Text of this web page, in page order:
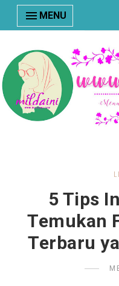
nav#menunav { border-
MENU
5 Tips
Temukan
Terbaru